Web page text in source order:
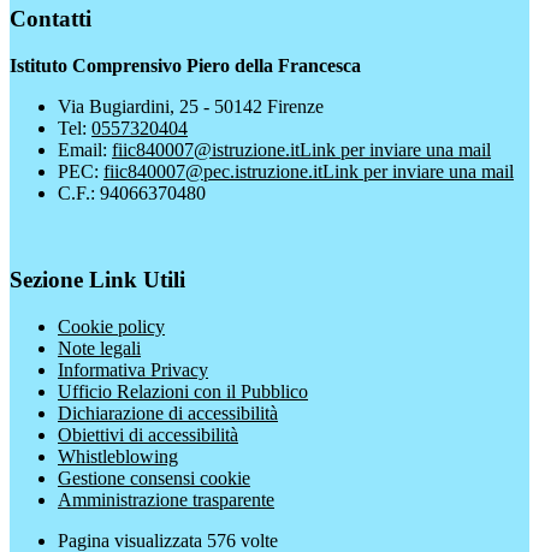
Contatti
Istituto Comprensivo Piero della Francesca
Via Bugiardini, 25 - 50142 Firenze
Tel: 0557320404
Email: fiic840007@istruzione.itLink per inviare una mail
PEC: fiic840007@pec.istruzione.itLink per inviare una mail
C.F.: 94066370480
Sezione Link Utili
Cookie policy
Note legali
Informativa Privacy
Ufficio Relazioni con il Pubblico
Dichiarazione di accessibilità
Obiettivi di accessibilità
Whistleblowing
Gestione consensi cookie
Amministrazione trasparente
Pagina visualizzata 576 volte